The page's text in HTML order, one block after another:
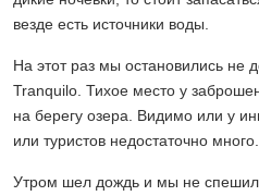
везде есть источники воды.
На этот раз мы остановились не
Tranquilo. Тихое место у
на берегу озера. Видимо или у
или туристов недостаточно много...
Утром шел дождь и мы не